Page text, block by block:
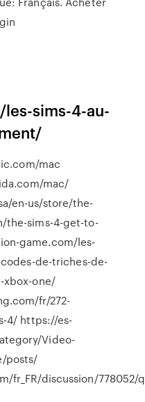
sims-4-au-
mac
mac/
en-us/store/the-
the-sims-4-get-to-
game.com/les-
de-triches-de-
xbox-one/
fr/272-
4/ https://es-
Video-
posts/
fr_FR/discussion/778052/